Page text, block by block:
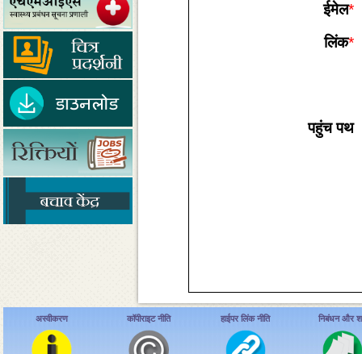
ईमेल*
लिंक*
पहुंच पथ
अस्वीकरण कॉपीराइट नीति हाईपर लिंक नीति निबंधन और